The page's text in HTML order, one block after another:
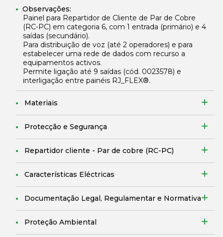
Observações:
Painel para Repartidor de Cliente de Par de Cobre
(RC-PC) em categoria 6, com 1 entrada (primário) e 4
saídas (secundário).
Para distribuição de voz (até 2 operadores) e para
estabelecer uma rede de dados com recurso a
equipamentos activos.
Permite ligação até 9 saídas (cód. 0023578) e
interligação entre painéis RJ_FLEX®.
Materiais
Protecção e Segurança
Repartidor cliente - Par de cobre (RC-PC)
Características Eléctricas
Documentação Legal, Regulamentar e Normativa
Proteção Ambiental